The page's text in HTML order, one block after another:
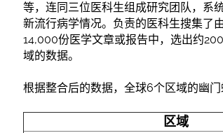
等，连同三位医科生组成研究团队，系
新流行病学情况。负责的医科生搜集了
14,000份医学文章或报告中，选出约
域的数据。
根据整合后的数据，全球6个区域的幽
区域